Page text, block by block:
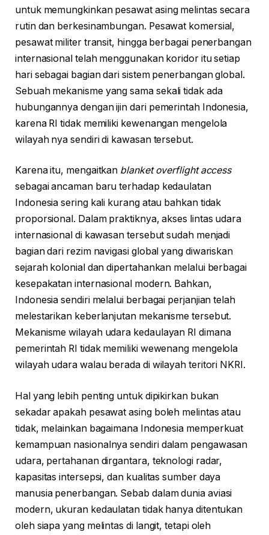
untuk memungkinkan pesawat asing melintas secara
rutin dan berkesinambungan. Pesawat komersial,
pesawat militer transit, hingga berbagai penerbangan
internasional telah menggunakan koridor itu setiap
hari sebagai bagian dari sistem penerbangan global.
Sebuah mekanisme yang sama sekali tidak ada
hubungannya dengan ijin dari pemerintah Indonesia,
karena RI tidak memiliki kewenangan mengelola
wilayah nya sendiri di kawasan tersebut.
Karena itu, mengaitkan blanket overflight access
sebagai ancaman baru terhadap kedaulatan
Indonesia sering kali kurang atau bahkan tidak
proporsional. Dalam praktiknya, akses lintas udara
internasional di kawasan tersebut sudah menjadi
bagian dari rezim navigasi global yang diwariskan
sejarah kolonial dan dipertahankan melalui berbagai
kesepakatan internasional modern. Bahkan,
Indonesia sendiri melalui berbagai perjanjian telah
melestarikan keberlanjutan mekanisme tersebut.
Mekanisme wilayah udara kedaulayan RI dimana
pemerintah RI tidak memiliki wewenang mengelola
wilayah udara walau berada di wilayah teritori NKRI.
Hal yang lebih penting untuk dipikirkan bukan
sekadar apakah pesawat asing boleh melintas atau
tidak, melainkan bagaimana Indonesia memperkuat
kemampuan nasionalnya sendiri dalam pengawasan
udara, pertahanan dirgantara, teknologi radar,
kapasitas intersepsi, dan kualitas sumber daya
manusia penerbangan. Sebab dalam dunia aviasi
modern, ukuran kedaulatan tidak hanya ditentukan
oleh siapa yang melintas di langit, tetapi oleh